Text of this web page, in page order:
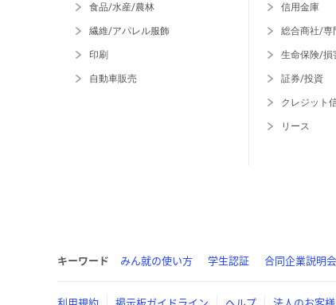
食品/水産/農林
繊維/アパレル服飾
印刷
自動車販売
信用金庫
総合商社/専
生命保険/損
証券/投資
クレジット
リース
キーワード みん就の使い方 学生認証 合同企業説明会